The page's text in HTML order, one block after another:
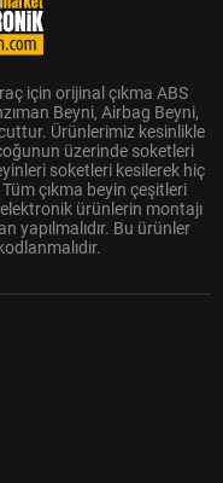
için orijinal çıkma ABS
Beyni, Airbag Beyni,
Ürünlerimiz kesinlikle
üzerinde soketleri
soketleri kesilerek hiç
çıkma beyin çeşitleri
ürünlerin montajı
yapılmalıdır. Bu ürünler